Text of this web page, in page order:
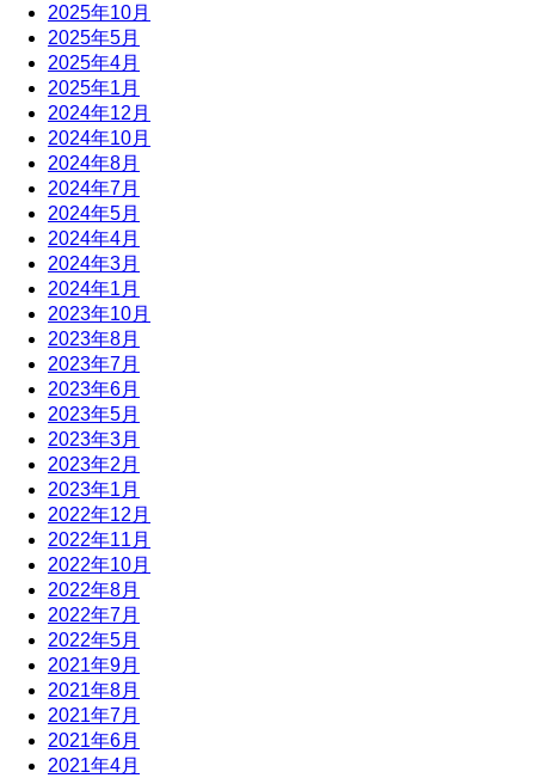
2025年10月
2025年5月
2025年4月
2025年1月
2024年12月
2024年10月
2024年8月
2024年7月
2024年5月
2024年4月
2024年3月
2024年1月
2023年10月
2023年8月
2023年7月
2023年6月
2023年5月
2023年3月
2023年2月
2023年1月
2022年12月
2022年11月
2022年10月
2022年8月
2022年7月
2022年5月
2021年9月
2021年8月
2021年7月
2021年6月
2021年4月